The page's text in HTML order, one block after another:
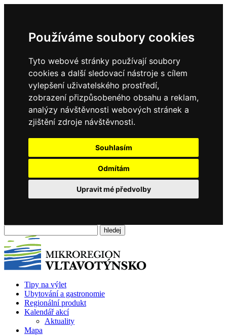
Používáme soubory cookies
Tyto webové stránky používají soubory
cookies a další sledovací nástroje s cílem
vylepšení uživatelského prostředí,
zobrazení přizpůsobeného obsahu a reklam,
analýzy návštěvnosti webových stránek a
zjištění zdroje návštěvnosti.
Souhlasím
Odmítám
Upravit mé předvolby
Tipy na výlet
Ubytování a gastronomie
Regionální produkt
Kalendář akcí
Aktuality
Mapa